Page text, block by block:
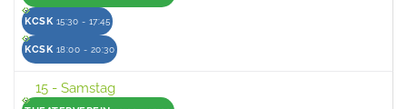
KCSK 15:30 - 17:45
KCSK 18:00 - 20:30
15 - Samstag